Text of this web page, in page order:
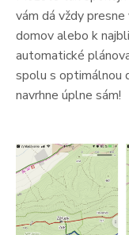
vám dá vždy
domov alebo k
automatické
spolu s optimálnou
navrhne úplne sám!